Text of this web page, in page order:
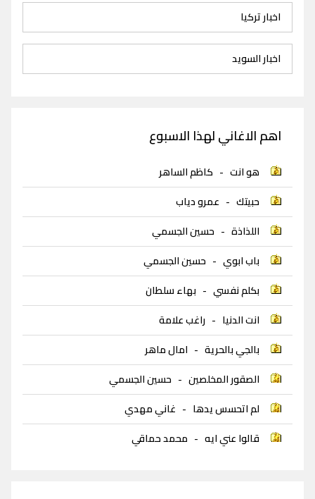
اخبار تركيا
اخبار السويد
اهم الاغاني لهذا الاسبوع
هو انت - كاظم الساهر
حبيتك - عمرو دياب
اللذاذة - حسين الجسمي
باب ابوي - حسين الجسمي
بكلم نفسي - بهاء سلطان
انت الدنيا - راغب علامة
بالجي بالحرية - امال ماهر
الصقور المخلصين - حسين الجسمي
لم اتحسس يدها - غاني مهدي
قالوا عني ايه - محمد حماقي